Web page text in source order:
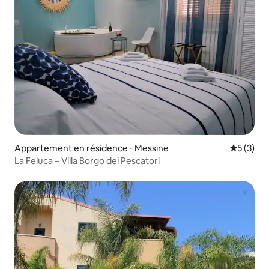
Appartement en résidence ⋅ Messine
5 (3)
La Feluca – Villa Borgo dei Pescatori